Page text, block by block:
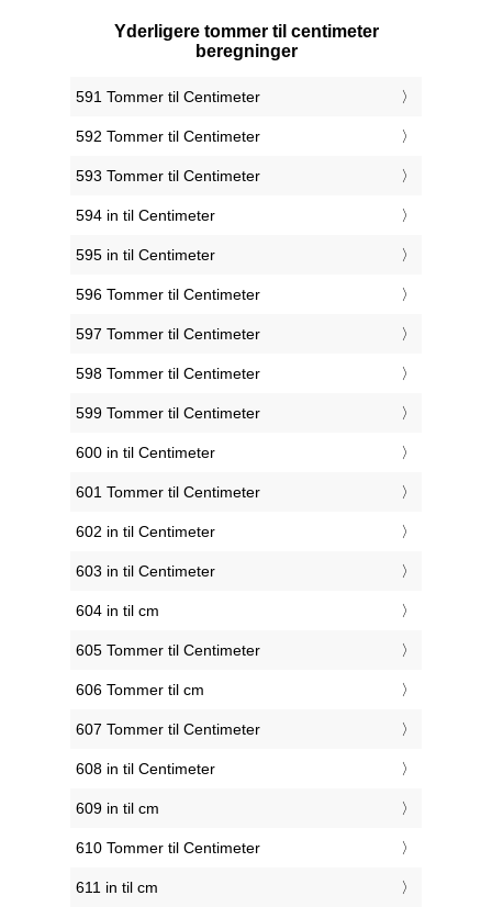
Yderligere tommer til centimeter
beregninger
591 Tommer til Centimeter
592 Tommer til Centimeter
593 Tommer til Centimeter
594 in til Centimeter
595 in til Centimeter
596 Tommer til Centimeter
597 Tommer til Centimeter
598 Tommer til Centimeter
599 Tommer til Centimeter
600 in til Centimeter
601 Tommer til Centimeter
602 in til Centimeter
603 in til Centimeter
604 in til cm
605 Tommer til Centimeter
606 Tommer til cm
607 Tommer til Centimeter
608 in til Centimeter
609 in til cm
610 Tommer til Centimeter
611 in til cm